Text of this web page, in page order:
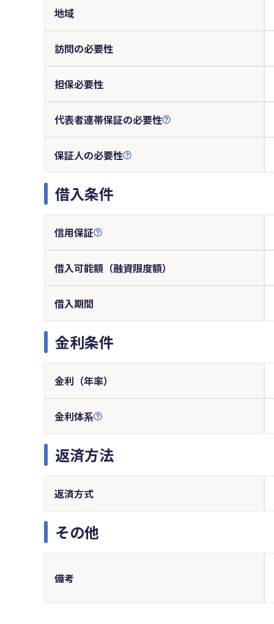
地域
訪問の必要性
担保必要性
代表者連帯保証の必要性
保証人の必要性
借入条件
信用保証
借入可能額（融資限度額）
借入期間
金利条件
金利（年率）
金利体系
返済方法
返済方式
その他
備考